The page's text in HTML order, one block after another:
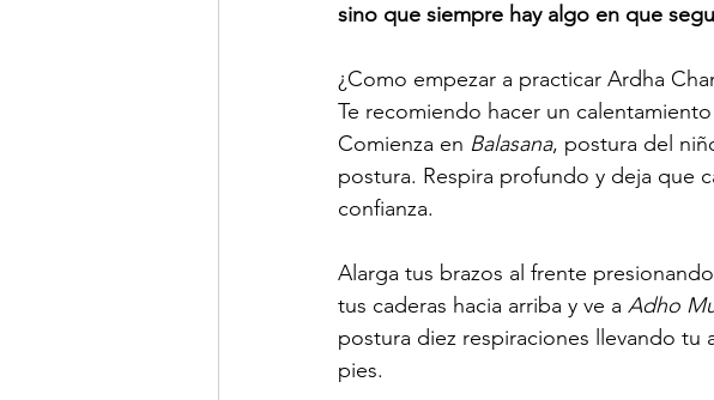
sino que siempre hay algo en que
¿Como empezar a practicar Ardha
Te recomiendo hacer un
Comienza en Balasana, postura del
postura. Respira profundo y deja que
confianza.
Alarga tus brazos al frente
tus caderas hacia arriba y ve a Adho
postura diez respiraciones llevando
pies.